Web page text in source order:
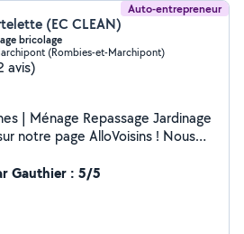
Auto-entrepreneur
(EC CLEAN)
bricolage
(Rombies-et-Marchipont)
avis)
dans les services à domicile
aussi Conciergerie &
Gauthier : 5/5